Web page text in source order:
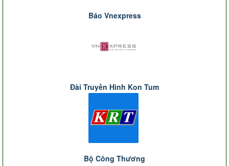
Báo Vnexpress
Đài Truyền Hình Kon Tum
Bộ Công Thương